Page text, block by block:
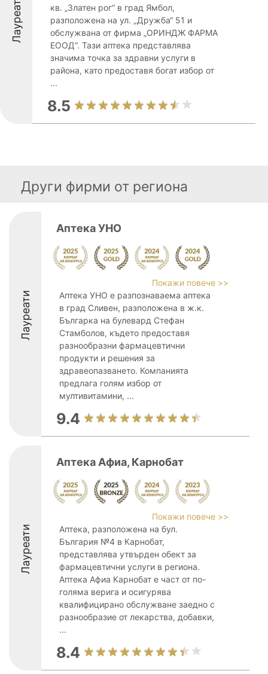
Лауреати
кв. „Златен рог“ в град Ямбол,
разположена на ул. „Дружба“ 51 и
обслужвана от фирма „ОРИНДЖ ФАРМА
ЕООД“. Тази аптека представлява
значима точка за здравни услуги в
района, като предоставя богат избор от
...
8.5
Други фирми от региона
Лауреати
Aптека УНО
Покажи повече >>
Аптека УНО е разпознаваема аптека
в град Сливен, разположена в ж.к.
Българка на булевард Стефан
Стамболов, където предоставя
разнообразни фармацевтични
продукти и решения за
здравеопазването. Компанията
предлага голям избор от
мултивитамини, ...
9.4
Лауреати
Аптека Афиа, Карнобат
Покажи повече >>
Аптека, разположена на бул.
България №4 в Карнобат,
представлява утвърден обект за
фармацевтични услуги в региона.
Аптека Афиа Карнобат е част от по-
голяма верига и осигурява
квалифицирано обслужване заедно с
разнообразие от лекарства, добавки,
...
8.4